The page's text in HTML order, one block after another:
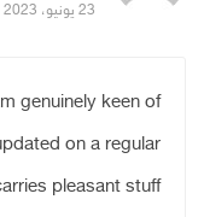
23 يونيو، 2023 - 5:40 ص
genuinely keen of
on a regular
pleasant stuff.